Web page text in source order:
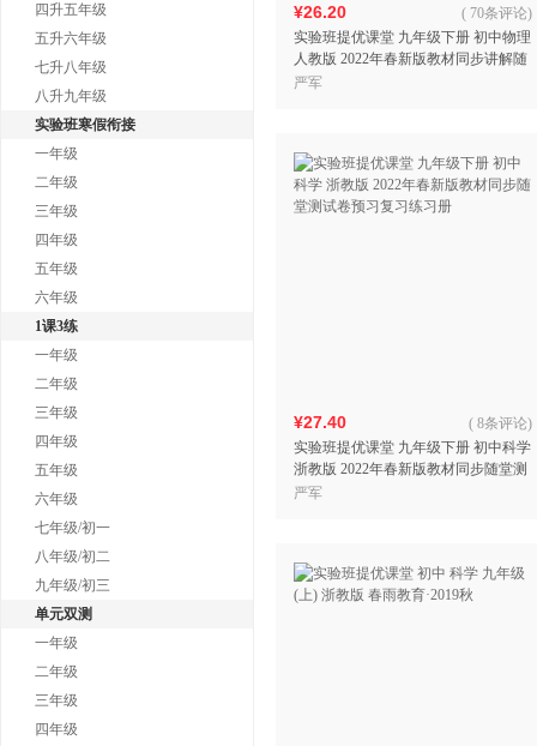
四升五年级
五升六年级
七升八年级
八升九年级
实验班寒假衔接
一年级
二年级
三年级
四年级
五年级
六年级
1课3练
一年级
二年级
三年级
四年级
五年级
六年级
七年级/初一
八年级/初二
九年级/初三
单元双测
一年级
二年级
三年级
四年级
¥26.20
实验班提优课堂 九年级下册 初中物理
人教版 2022年春新版教材同步讲解随
堂练习册教辅资料书
( 70条评论)
严军
¥27.40
实验班提优课堂 九年级下册 初中科学
浙教版 2022年春新版教材同步随堂测
试卷预习复习练习册
( 8条评论)
严军